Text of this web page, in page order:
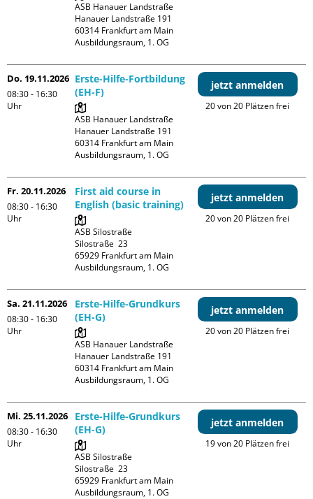
ASB Hanauer Landstraße
Hanauer Landstraße 191
60314 Frankfurt am Main
Ausbildungsraum, 1. OG
Do. 19.11.2026
08:30 - 16:30
Uhr
Erste-Hilfe-Fortbildung
(EH-F)
ASB Hanauer Landstraße
Hanauer Landstraße 191
60314 Frankfurt am Main
Ausbildungsraum, 1. OG
jetzt anmelden
20 von 20 Plätzen frei
Fr. 20.11.2026
08:30 - 16:30
Uhr
First aid course in
English (basic training)
ASB Silostraße
Silostraße  23
65929 Frankfurt am Main
Ausbildungsraum, 1. OG
jetzt anmelden
20 von 20 Plätzen frei
Sa. 21.11.2026
08:30 - 16:30
Uhr
Erste-Hilfe-Grundkurs
(EH-G)
ASB Hanauer Landstraße
Hanauer Landstraße 191
60314 Frankfurt am Main
Ausbildungsraum, 1. OG
jetzt anmelden
20 von 20 Plätzen frei
Mi. 25.11.2026
08:30 - 16:30
Uhr
Erste-Hilfe-Grundkurs
(EH-G)
ASB Silostraße
Silostraße  23
65929 Frankfurt am Main
Ausbildungsraum, 1. OG
jetzt anmelden
19 von 20 Plätzen frei